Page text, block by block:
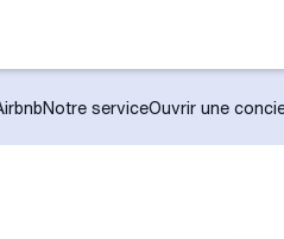
Notre serviceOuvrir une